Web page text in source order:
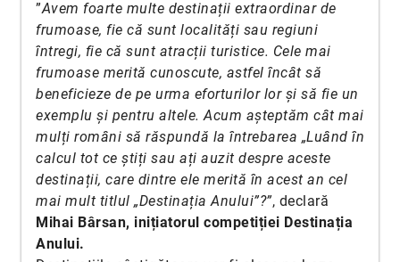
”Avem foarte multe destinații extraordinar de
frumoase, fie că sunt localități sau regiuni
întregi, fie că sunt atracții turistice. Cele mai
frumoase merită cunoscute, astfel încât să
beneficieze de pe urma eforturilor lor și să fie un
exemplu și pentru altele. Acum așteptăm cât mai
mulți români să răspundă la întrebarea „Luând în
calcul tot ce știți sau ați auzit despre aceste
destinații, care dintre ele merită în acest an cel
mai mult titlul „Destinația Anului”?”, declară
Mihai Bârsan, inițiatorul competiției Destinația
Anului.